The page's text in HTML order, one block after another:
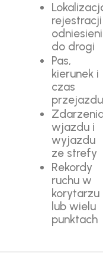
do drogi
Pas,
kierunek i
czas
przejazdu
wjazdu i
wyjazdu
ze strefy
Rekordy
ruchu w
korytarzu
lub wielu
punktach